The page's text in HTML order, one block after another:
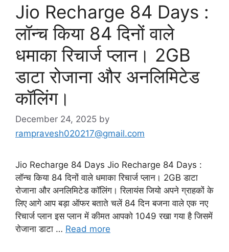
Jio Recharge 84 Days :
लॉन्च किया 84 दिनों वाले
धमाका रिचार्ज प्लान। 2GB
डाटा रोजाना और अनलिमिटेड
कॉलिंग।
December 24, 2025 by
rampravesh020217@gmail.com
Jio Recharge 84 Days Jio Recharge 84 Days :
लॉन्च किया 84 दिनों वाले धमाका रिचार्ज प्लान। 2GB डाटा
रोजाना और अनलिमिटेड कॉलिंग। रिलायंस जियो अपने ग्राहकों के
लिए आगे आप बड़ा ऑफर बताते चलें 84 दिन बजना वाले एक नए
रिचार्ज प्लान इस प्लान में कीमत आपको 1049 रखा गया है जिसमें
रोजाना डाटा … Read more